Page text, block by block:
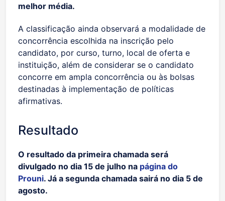
melhor média.
A classificação ainda observará a modalidade de
concorrência escolhida na inscrição pelo
candidato, por curso, turno, local de oferta e
instituição, além de considerar se o candidato
concorre em ampla concorrência ou às bolsas
destinadas à implementação de políticas
afirmativas.
Resultado
O resultado da primeira chamada será
divulgado no dia 15 de julho na página do
Prouni. Já a segunda chamada sairá no dia 5 de
agosto.